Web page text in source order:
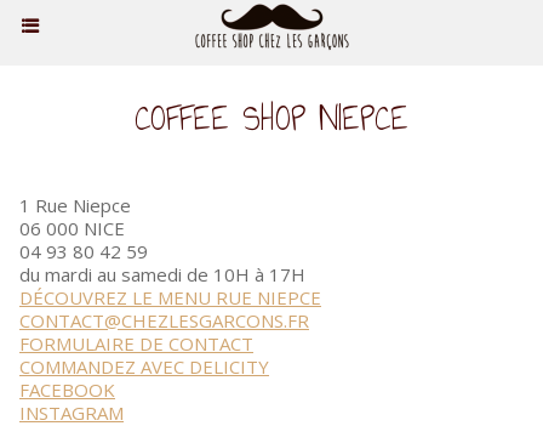
COFFEE SHOP NIEPCE
1 Rue Niepce
06 000 NICE
04 93 80 42 59
du mardi au samedi de 10H à 17H
DÉCOUVREZ LE MENU RUE NIEPCE
CONTACT@CHEZLESGARCONS.FR
FORMULAIRE DE CONTACT
COMMANDEZ AVEC DELICITY
FACEBOOK
INSTAGRAM